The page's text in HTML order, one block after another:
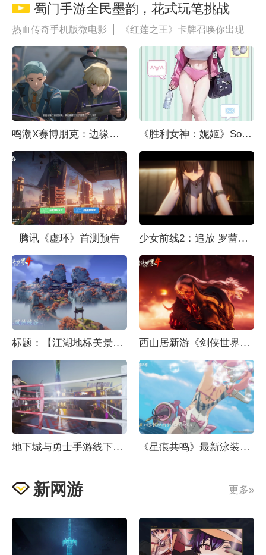
蜀门手游全民墨韵，花式玩笔挑战
热血传奇手机版微电影 《红莲之王》卡牌召唤你出现
鸣潮X赛博朋克：边缘行者 联动预告 《胜利女神：妮姬》Sora新服装介绍
腾讯《虚环》首测预告 少女前线2：追放 罗蕾莱PV
标题：【江湖地标美景】西山居《剑侠世界4：无限》无缝地图场景演示 西山居新游《剑侠世界4：无限》首曝演示视频：新一代经典武侠
地下城与勇士手游线下游轮活动：坤拳井盖VSBOSS安图恩 《星痕共鸣》最新泳装pv，这个夏日篝火就差你了！
新网游 更多»